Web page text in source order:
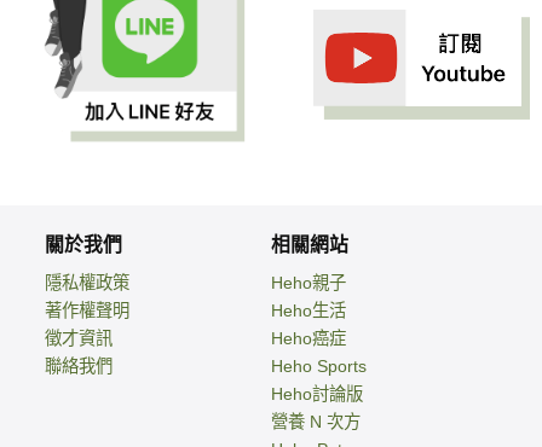
關於我們
隱私權政策
著作權聲明
徵才資訊
聯絡我們
相關網站
Heho親子
Heho生活
Heho癌症
Heho Sports
Heho討論版
營養 N 次方